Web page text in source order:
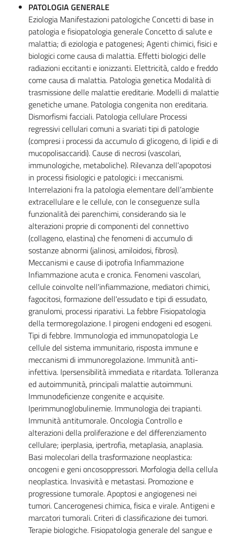
PATOLOGIA GENERALE
Eziologia Manifestazioni patologiche Concetti di base in
patologia e fisiopatologia generale Concetto di salute e
malattia; di eziologia e patogenesi; Agenti chimici, fisici e
biologici come causa di malattia. Effetti biologici delle
radiazioni eccitanti e ionizzanti. Elettricità, caldo e freddo
come causa di malattia. Patologia genetica Modalità di
trasmissione delle malattie ereditarie. Modelli di malattie
genetiche umane. Patologia congenita non ereditaria.
Dismorfismi facciali. Patologia cellulare Processi
regressivi cellulari comuni a svariati tipi di patologie
(compresi i processi da accumulo di glicogeno, di lipidi e di
mucopolisaccaridi). Cause di necrosi (vascolari,
immunologiche, metaboliche). Rilevanza dell’apopotosi
in processi fisiologici e patologici: i meccanismi.
Interrelazioni fra la patologia elementare dell’ambiente
extracellulare e le cellule, con le conseguenze sulla
funzionalità dei parenchimi, considerando sia le
alterazioni proprie di componenti del connettivo
(collageno, elastina) che fenomeni di accumulo di
sostanze abnormi (jalinosi, amiloidosi, fibrosi).
Meccanismi e cause di ipotrofia Infiammazione
Infiammazione acuta e cronica. Fenomeni vascolari,
cellule coinvolte nell'infiammazione, mediatori chimici,
fagocitosi, formazione dell'essudato e tipi di essudato,
granulomi, processi riparativi. La febbre Fisiopatologia
della termoregolazione. I pirogeni endogeni ed esogeni.
Tipi di febbre. Immunologia ed immunopatologia Le
cellule del sistema immunitario, risposta immune e
meccanismi di immunoregolazione. Immunità anti-
infettiva. Ipersensibilità immediata e ritardata. Tolleranza
ed autoimmunità, principali malattie autoimmuni.
Immunodeficienze congenite e acquisite.
Iperimmunoglobulinemie. Immunologia dei trapianti.
Immunità antitumorale. Oncologia Controllo e
alterazioni della proliferazione e del differenziamento
cellulare; iperplasia, ipertrofia, metaplasia, anaplasia.
Basi molecolari della trasformazione neoplastica:
oncogeni e geni oncosoppressori. Morfologia della cellula
neoplastica. Invasività e metastasi. Promozione e
progressione tumorale. Apoptosi e angiogenesi nei
tumori. Cancerogenesi chimica, fisica e virale. Antigeni e
marcatori tumorali. Criteri di classificazione dei tumori.
Terapie biologiche. Fisiopatologia generale del sangue e